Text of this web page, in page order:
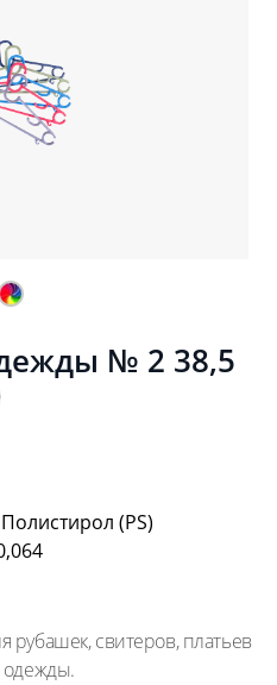
№ 2 38,5
(PS)
свитеров, платьев
одежды.